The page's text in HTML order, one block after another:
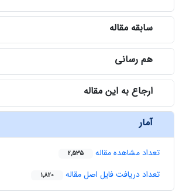
سابقه مقاله
هم رسانی
ارجاع به این مقاله
آمار
تعداد مشاهده مقاله 2,535
تعداد دریافت فایل اصل مقاله 1,820